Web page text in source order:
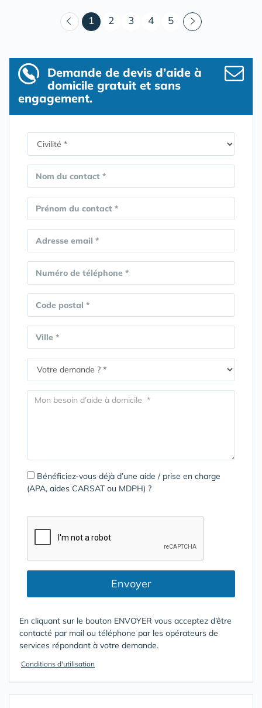
1 (courant)
2 3 4 5
Demande de devis d’aide à
domicile gratuit et sans
engagement.
Nom du contact *
Prénom du contact *
Adresse email *
Numéro de téléphone *
Code postal *
Ville *
Bénéficiez-vous déjà d’une aide / prise en charge
(APA, aides CARSAT ou MDPH) ?
Envoyer
En cliquant sur le bouton ENVOYER vous acceptez d’être
contacté par mail ou téléphone par les opérateurs de
services répondant à votre demande.
Conditions d'utilisation